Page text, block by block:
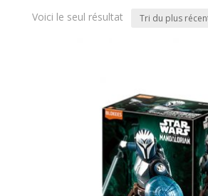
Voici le seul résultat